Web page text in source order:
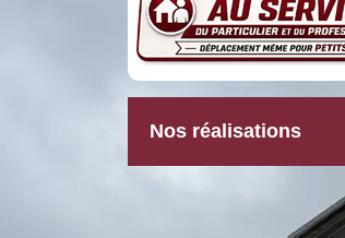
Nos réalisations